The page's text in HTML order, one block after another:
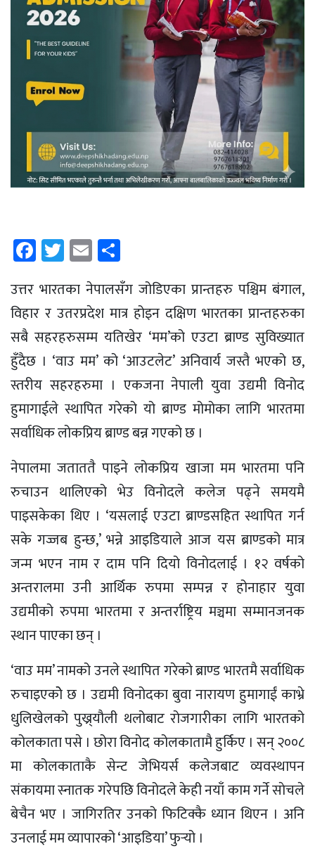
Facebook
Twitter
Email
उत्तर भारतका नेपालसँग जोडिएका प्रान्तहरु पश्चिम बंगाल,
विहार र उतरप्रदेश मात्र होइन दक्षिण भारतका प्रान्तहरुका
सबै सहरहरुसम्म यतिखेर ‘मम’को एउटा ब्राण्ड सुविख्यात
हुँदैछ । ‘वाउ मम’ को ‘आउटलेट’ अनिवार्य जस्तै भएको छ,
स्तरीय सहरहरुमा । एकजना नेपाली युवा उद्यमी विनोद
हुमागाईले स्थापित गरेको यो ब्राण्ड मोमोका लागि भारतमा
सर्वाधिक लोकप्रिय ब्राण्ड बन्न गएको छ ।
नेपालमा जताततै पाइने लोकप्रिय खाजा मम भारतमा पनि
रुचाउन थालिएको भेउ विनोदले कलेज पढ्ने समयमै
पाइसकेका थिए । ‘यसलाई एउटा ब्राण्डसहित स्थापित गर्न
सके गज्जब हुन्छ,’ भन्ने आइडियाले आज यस ब्राण्डको मात्र
जन्म भएन नाम र दाम पनि दियो विनोदलाई । १२ वर्षको
अन्तरालमा उनी आर्थिक रुपमा सम्पन्न र होनाहार युवा
उद्यमीको रुपमा भारतमा र अन्तर्राष्ट्रिय मञ्चमा सम्मानजनक
स्थान पाएका छन् ।
‘वाउ मम’ नामको उनले स्थापित गरेको ब्राण्ड भारतमै सर्वाधिक
रुचाइएकोे छ । उद्यमी विनोदका बुवा नारायण हुमागाईं काभ्रे
धुलिखेलको पुख्र्यौली थलोबाट रोजगारीका लागि भारतको
कोलकाता पसे । छोरा विनोद कोलकातामै हुर्किए । सन् २००८
मा कोलकाताकै सेन्ट जेभियर्स कलेजबाट व्यवस्थापन
संकायमा स्नातक गरेपछि विनोदले केही नयाँ काम गर्ने साेचले
बेचैन भए । जागिरतिर उनको फिटिक्कै ध्यान थिएन । अनि
उनलाई मम व्यापारको ‘आइडिया’ फुर्‍यो ।